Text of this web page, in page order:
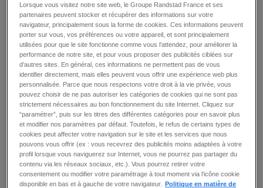
Toutes nos offres
d’emplois
2offre(s) créer une alerte
par page trier par
rechercher
affiner votre recherche
Lorsque vous visitez notre site web, le Groupe Randstad France et ses
partenaires peuvent stocker et récupérer des informations sur votre
navigateur, principalement sous la forme de cookies. Ces informations peuvent
porter sur vous, vos préférences ou votre appareil, et sont principalement
utilisées pour que le site fonctionne comme vous l’attendez, pour améliorer la
performance de notre site, et pour vous proposer des publicités ciblées sur
d’autres sites. En général, ces informations ne permettent pas de vous
identifier directement, mais elles peuvent vous offrir une expérience web plus
personnalisée. Parce que nous respectons votre droit à la vie privée, vous
pouvez choisir de ne pas autoriser les catégories de cookies qui ne sont pas
strictement nécessaires au bon fonctionnement du site Internet. Cliquez sur
“paramétrer”, puis sur les titres des différentes catégories pour en savoir plus
et modifier nos paramètres par défaut. Toutefois, le refus de certains types de
cookies peut affecter votre navigation sur le site et les services que nous
pouvons vous offrir (ex : vous recevrez des publicités moins adaptées à votre
profil lorsque vous naviguerez sur Internet, vous ne pourrez pas partager du
contenu via les réseaux sociaux, etc.). Vous pourrez retirer votre
consentement ou modifier votre paramétrage à tout moment via l’icône cookie
disponible en bas et à gauche de votre navigateur.
Politique en matière de